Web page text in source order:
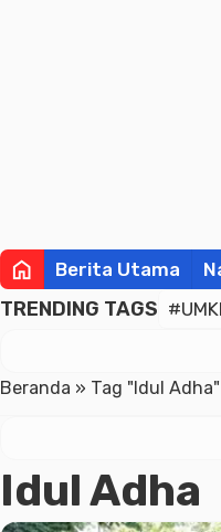
home Berita Utama
TRENDING TAGS
Beranda » Tag "Idul Adha"
Idul Adha